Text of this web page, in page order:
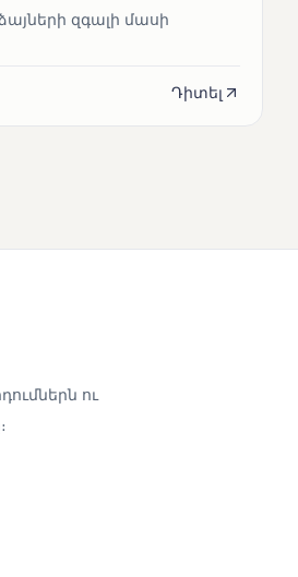
ձայների զգալի մասի
Դիտել
ու